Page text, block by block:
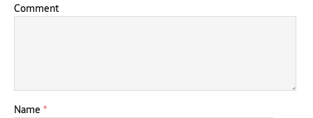
Comment
Name *